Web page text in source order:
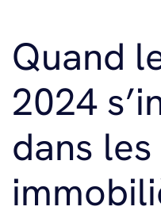
Quand
2024
dans